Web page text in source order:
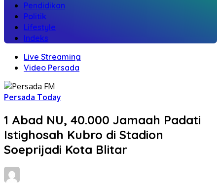
Pendidikan
Politik
Lifestyle
Indeks
Live Streaming
Video Persada
Persada Today
1 Abad NU, 40.000 Jamaah Padati
Istighosah Kubro di Stadion
Soeprijadi Kota Blitar